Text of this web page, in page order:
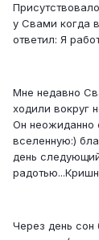
у Свами когда
ответил: Я
Мне недавно
ходили вокруг
Он неожиданно
вселенную:)
день
Через день